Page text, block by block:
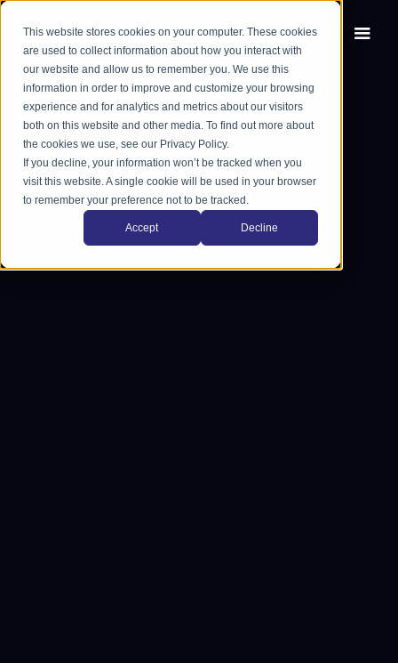
This website stores cookies on your computer. These cookies
are used to collect information about how you interact with
our website and allow us to remember you. We use this
information in order to improve and customize your browsing
experience and for analytics and metrics about our visitors
both on this website and other media. To find out more about
the cookies we use, see our Privacy Policy.
If you decline, your information won’t be tracked when you
visit this website. A single cookie will be used in your browser
to remember your preference not to be tracked.
Accept Decline
EN